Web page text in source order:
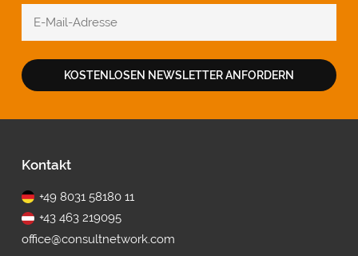
KOSTENLOSEN NEWSLETTER ANFORDERN
Fußbereich
Kontakt
+49 8031 58180 11
+43 463 219095
office@consultnetwork.com